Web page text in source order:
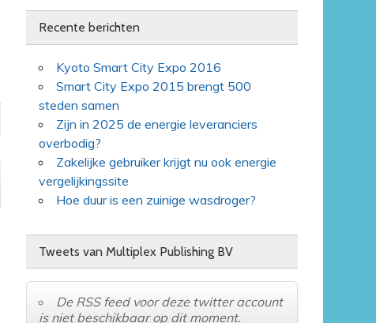
Recente berichten
Kyoto Smart City Expo 2016
Smart City Expo 2015 brengt 500
steden samen
Zijn in 2025 de energie leveranciers
overbodig?
Zakelijke gebruiker krijgt nu ook energie
vergelijkingssite
Hoe duur is een zuinige wasdroger?
Tweets van Multiplex Publishing BV
De RSS feed voor deze twitter account
is niet beschikbaar op dit moment.